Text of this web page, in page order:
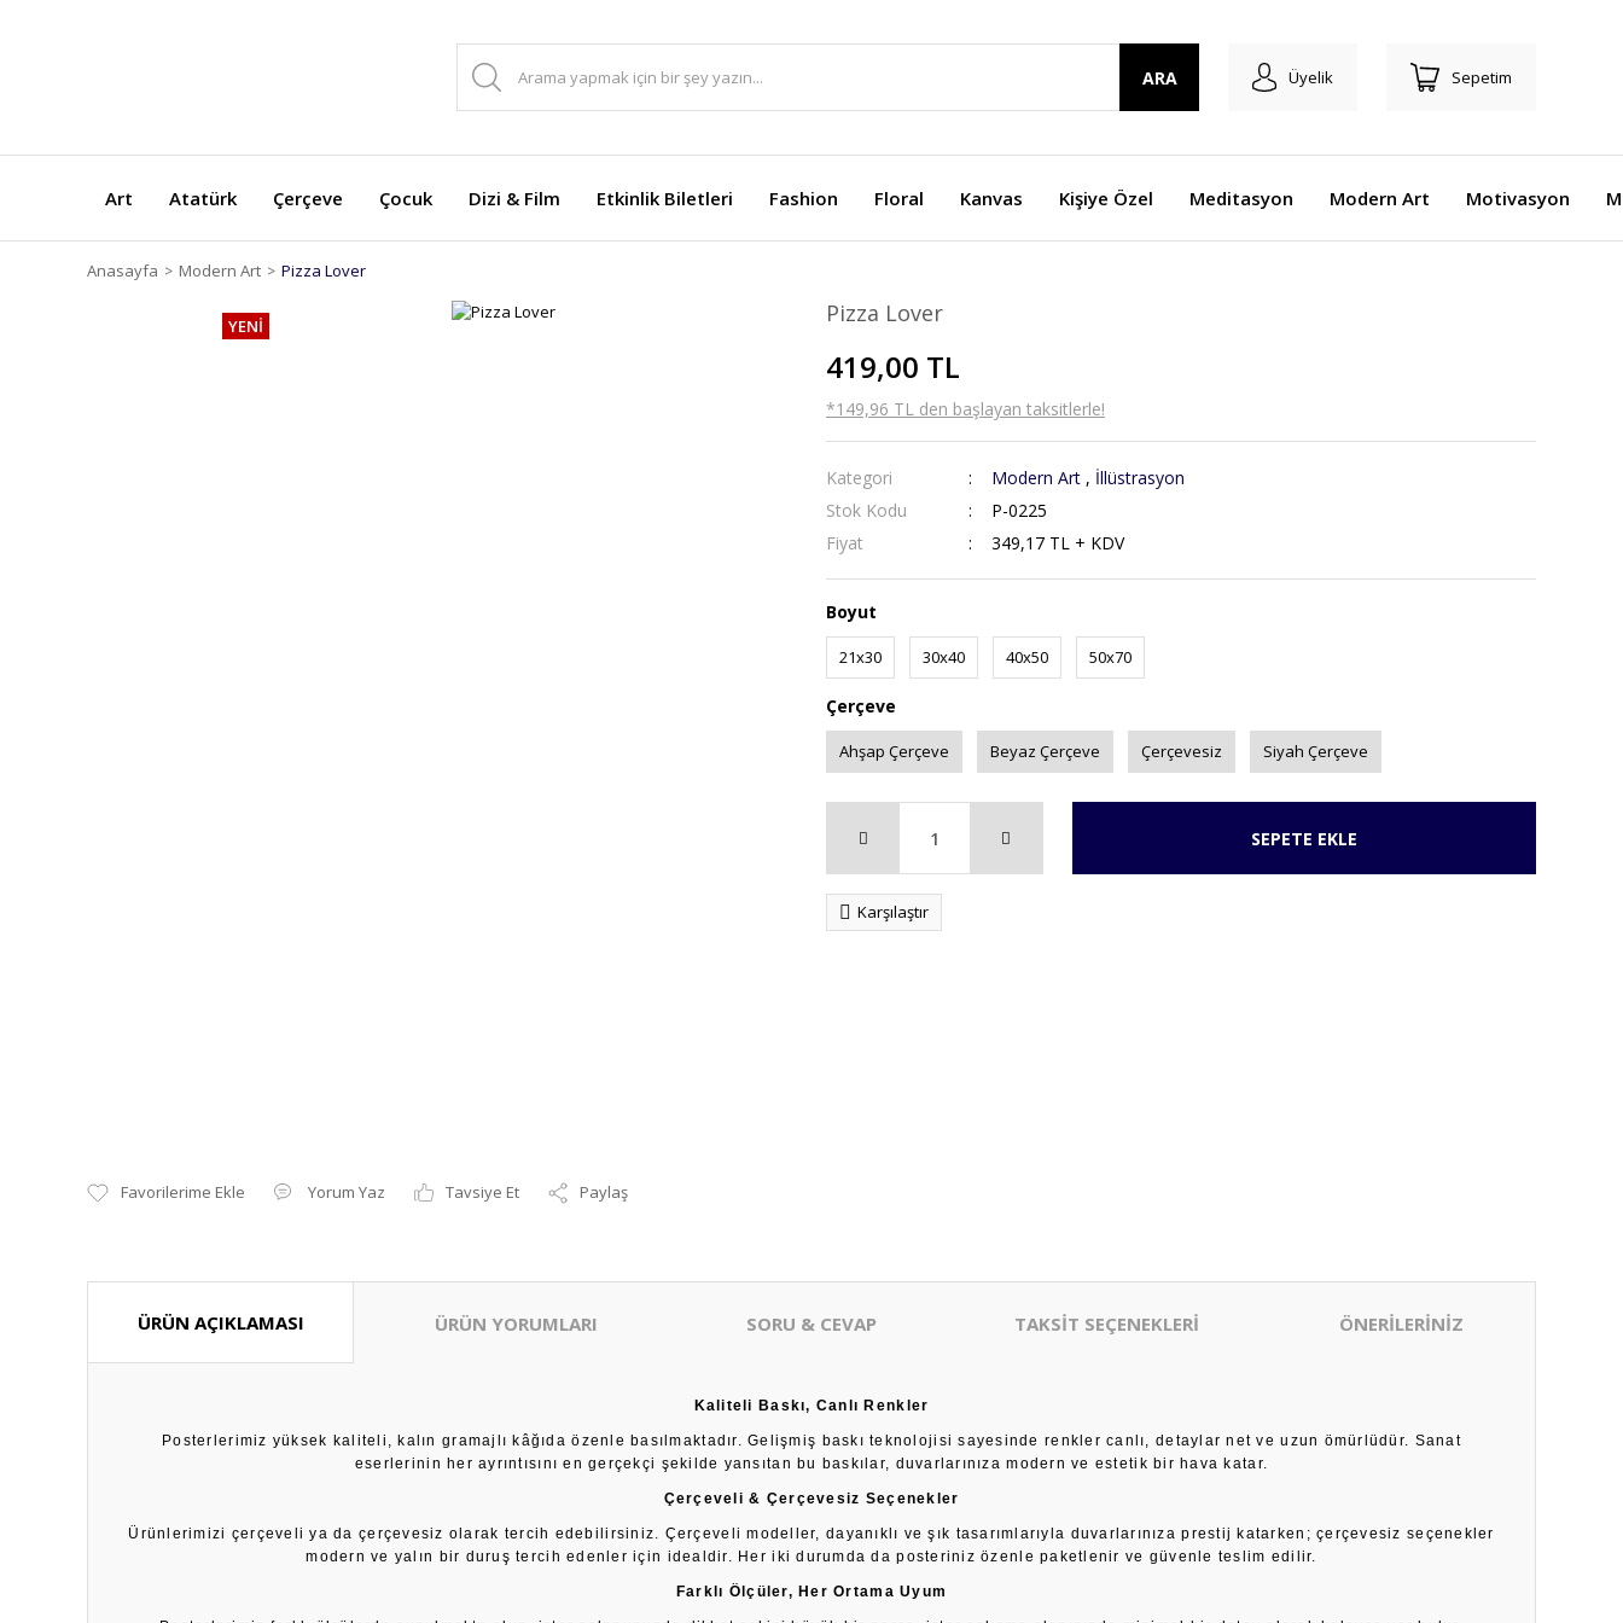
ARA Üyelik Sepetim
Art Atatürk Çerçeve Çocuk Dizi & Film Etkinlik Biletleri Fashion Floral Kanvas Kişiye Özel Meditasyon Modern Art Motivasyon
Anasayfa Modern Art Pizza Lover
YENİ
Yorum Yaz Tavsiye Et Paylaş
Pizza Lover
419,00 TL
*149,96 TL den başlayan taksitlerle!
Kategori Modern Art , İllüstrasyon
Stok Kodu
P-0225
Fiyat
349,17 TL + KDV
Boyut
21x30 30x40 40x50 50x70
Çerçeve
Ahşap Çerçeve Beyaz Çerçeve Çerçevesiz Siyah Çerçeve
SEPETE EKLE
Karşılaştır
ÜRÜN AÇIKLAMASI ÜRÜN YORUMLARI SORU & CEVAP TAKSİT SEÇENEKLERİ ÖNERİLERİNİZ
Kaliteli Baskı, Canlı Renkler
Posterlerimiz yüksek kaliteli, kalın gramajlı kâğıda özenle basılmaktadır. Gelişmiş baskı teknolojisi sayesinde renkler canlı, detaylar net ve uzun ömürlüdür. Sanat
eserlerinin her ayrıntısını en gerçekçi şekilde yansıtan bu baskılar, duvarlarınıza modern ve estetik bir hava katar.
Çerçeveli & Çerçevesiz Seçenekler
Ürünlerimizi çerçeveli ya da çerçevesiz olarak tercih edebilirsiniz. Çerçeveli modeller, dayanıklı ve şık tasarımlarıyla duvarlarınıza prestij katarken; çerçevesiz seçenekler
modern ve yalın bir duruş tercih edenler için idealdir. Her iki durumda da posteriniz özenle paketlenir ve güvenle teslim edilir.
Farklı Ölçüler, Her Ortama Uyum